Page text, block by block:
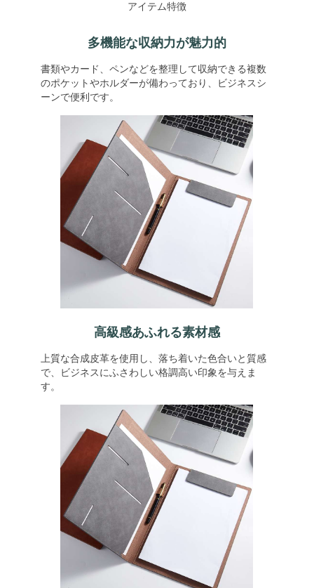
アイテム特徴
多機能な収納力が魅力的
書類やカード、ペンなどを整理して収納できる複数
のポケットやホルダーが備わっており、ビジネスシ
ーンで便利です。
高級感あふれる素材感
上質な合成皮革を使用し、落ち着いた色合いと質感
で、ビジネスにふさわしい格調高い印象を与えま
す。